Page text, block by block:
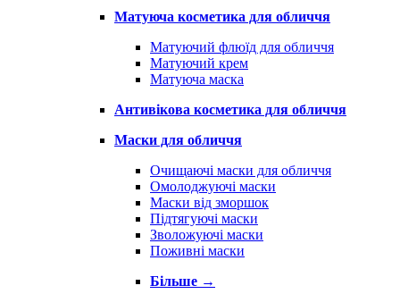
Матуюча косметика для обличчя
Матуючий флюїд для обличчя
Матуючий крем
Матуюча маска
Антивікова косметика для обличчя
Маски для обличчя
Очищаючі маски для обличчя
Омолоджуючі маски
Маски від зморшок
Підтягуючі маски
Зволожуючі маски
Поживні маски
Більше →